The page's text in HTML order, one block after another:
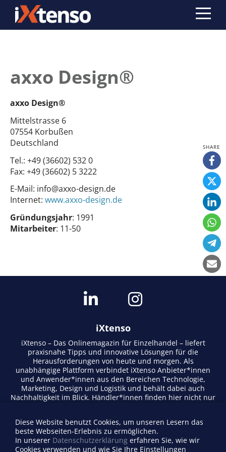
axxo Design®
axxo Design®
Mittelstrasse 6
07554 Korbußen
Deutschland
Tel.: +49 (36602) 532 0
Fax: +49 (36602) 5 3222
E-Mail: info@axxo-design.de
Internet: www.axxo-design.de
Gründungsjahr: 1991
Mitarbeiter: 11-50
iXtenso
iXtenso – Das Onlinemagazin für Einzelhandel – liefert
praxisnahe Tipps und innovative Lösungen für die
Herausforderungen von heute und morgen. Als
unabhängige Plattform verbindet iXtenso Anbieter*innen
und Anwender*innen aus den Bereichen Technologie,
Marketing, Design und Logistik und behält dabei auch
Nachhaltigkeit im Blick. Händler*innen finden hier nicht nur
lebendigen Schreibstil und relevantem Content fördert das
Magazin den Austausch innerhalb der Retail-Community.
Ob digitale Trends oder praktische Alltagstipps – iXtenso
Diese Website benutzt Cookies, um unseren Lesern das
beste Webseiten-Erlebnis zu ermöglichen.
In unserer Datenschutzerklärung erfahren Sie, wie wir
Cookies verwenden und wie Sie Ihre Einstellungen